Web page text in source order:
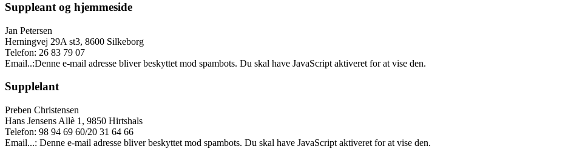
Suppleant og hjemmeside
Jan Petersen
Herningvej 29A st3, 8600 Silkeborg
Telefon: 26 83 79 07
Email..:Denne e-mail adresse bliver beskyttet mod spambots. Du skal have JavaScript aktiveret for at vise den.
Supplelant
Preben Christensen
Hans Jensens Allè 1, 9850 Hirtshals
Telefon: 98 94 69 60/20 31 64 66
Email...: Denne e-mail adresse bliver beskyttet mod spambots. Du skal have JavaScript aktiveret for at vise den.